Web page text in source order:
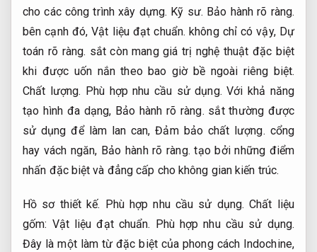
cho các công trình xây dựng. Kỹ sư. Bảo hành rõ ràng.
bên cạnh đó,Vật liệu đạt chuẩn. không chỉ có vậy, Dự
toán rõ ràng. sắt còn mang giá trị nghệ thuật đặc biệt
khi được uốn nắn theo bao giờ bề ngoài riêng biệt.
Chất lượng. Phù hợp nhu cầu sử dụng. Với khả năng
tạo hình đa dạng, Bảo hành rõ ràng. sắt thường được
sử dụng để làm lan can,Đảm bảo chất lượng. cổng
hay vách ngăn, Bảo hành rõ ràng. tạo bởi những điểm
nhấn đặc biệt và đẳng cấp cho không gian kiến trúc.
Hồ sơ thiết kế. Phù hợp nhu cầu sử dụng. Chất liệu
gốm: Vật liệu đạt chuẩn.
Phù hợp nhu cầu sử dụng.
Đây là một làm từ đặc biệt của phong cách Indochine,